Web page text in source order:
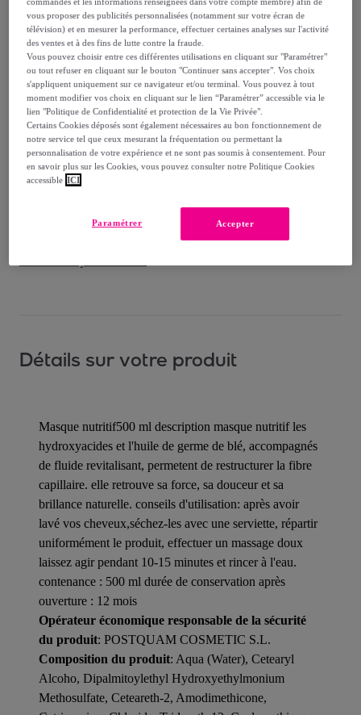
Vendu parPostquam Cosmetic
Livraison
Livraison à partir de5,99 €
Offerte par la marque dès 50 € d'achat
Livraison estimée: entre le et le
Détails sur votre produit
Masque nutritif500 ml description masque nutritif les
hydroxyacides et l'huile de germe de blé, accompagnés
de fluide revitalisant, permetent de restructurer la fibre
capillaire. elle retrouve sa force, sa douceur et sa
brillance naturelle. conseils d'utilisation: après avoir
lavé vos cheveux,séchez-les avec une serviette, répartir
uniformément le produit, effectuer un massage doux
laissez agir pendant 10-15 minutes et rincer à l'eau.
contenance : 500 ml durée de conservation après
ouverture : 12 mois
Opérateur économique responsable de la sécurité
du produit: POSTQUAM COSMETIC S.L.
Composition du produit: Aqua (Water), Cetearyl
Alcoho, Dipalmitoylethyl Hydroxyethylmonium
Methosulfate, Ceteareth-2, Amodimethicone,
vous proposer des publicités personnalisées (notamment sur votre écran de
télévision) et en mesurer la performance, effectuer certaines analyses sur l'activité
des ventes et à des fins de lutte contre la fraude.
Vous pouvez choisir entre ces différentes utilisations en cliquant sur "Paramétrer"
ou tout refuser en cliquant sur le bouton "Continuer sans accepter". Vos choix
s'appliquent uniquement sur ce navigateur et/ou terminal. Vous pouvez à tout
moment modifier vos choix en cliquant sur le lien “Paramétrer” accessible via le
lien "Politique de Confidentialité et protection de la Vie Privée".
Certains Cookies déposés sont également nécessaires au bon fonctionnement de
notre service tel que ceux mesurant la fréquentation ou permettant la
personnalisation de votre expérience et ne sont pas soumis à consentement. Pour
en savoir plus sur les Cookies, vous pouvez consulter notre Politique Cookies
accessible ICI
Accepter
Paramétrer